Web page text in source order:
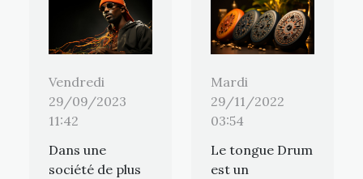
Vendredi
29/09/2023
11:42
Dans une
société de plus
Mardi
29/11/2022
03:54
Le tongue Drum
est un